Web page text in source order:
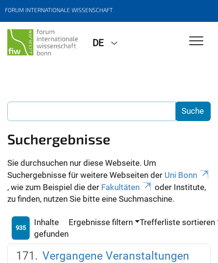
FORUM INTERNATIONALE WISSENSCHAFT
DE
Suchergebnisse
Sie durchsuchen nur diese Webseite. Um
Suchergebnisse für weitere Webseiten der Uni Bonn
, wie zum Beispiel die der Fakultäten
oder Institute,
zu finden, nutzen Sie bitte eine Suchmaschine.
935
Inhalte
gefunden
Ergebnisse filtern Trefferliste sortieren
Vergangene Veranstaltungen